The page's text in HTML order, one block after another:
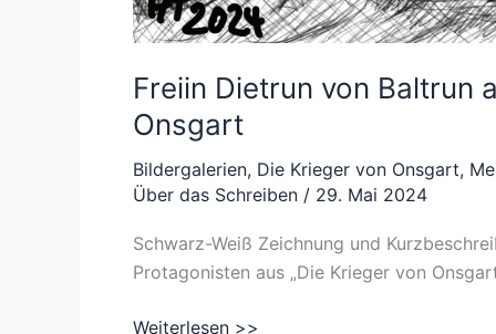
Freiin Dietrun von Baltrun
Onsgart
Bildergalerien, Die Krieger von Onsgart,
Über das Schreiben / 29. Mai 2024
Schwarz-Weiß Zeichnung und
Protagonisten aus „Die Krieger von
Freiin
Weiterlesen >>